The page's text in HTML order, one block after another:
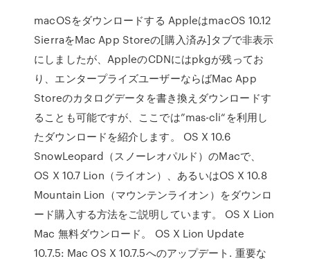
macOSをダウンロードする AppleはmacOS 10.12
SierraをMac App Storeの[購入済み]タブで非表示
にしましたが、AppleのCDNにはpkgが残ってお
り、エンタープライズユーザーならばMac App
Storeのカタログデータを書き換えダウンロードす
ることも可能ですが、ここでは”mas-cli“を利用し
たダウンロードを紹介します。 OS X 10.6
SnowLeopard（スノーレオパルド）のMacで、
OS X 10.7 Lion（ライオン）、あるいはOS X 10.8
Mountain Lion（マウンテンライオン）をダウンロ
ード購入する方法をご説明しています。 OS X Lion
Mac 無料ダウンロード。 OS X Lion Update
10.7.5: Mac OS X 10.7.5へのアップデート. 重要な